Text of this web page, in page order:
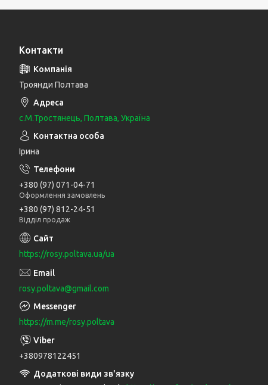
Контакти
Троянди Полтава
с.М.Тростянець, Полтава, Україна
Ірина
+380 (97) 071-04-71
Оформлення замовлень
+380 (97) 812-24-51
Відділ продаж
https://rosy.poltava.ua/ua
rosy.poltava@gmail.com
https://m.me/rosy.poltava
+380978122451